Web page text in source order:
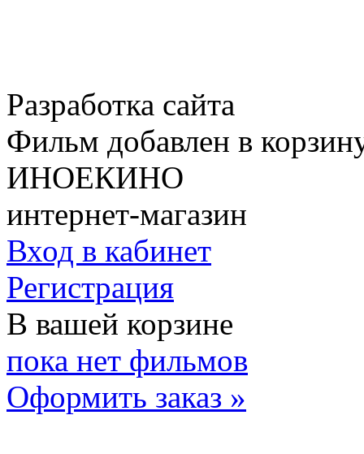
Разработка сайта
Фильм добавлен в
ИНОЕКИНО
интернет-магазин
Вход в кабинет
Регистрация
В вашей корзине
пока нет фильмов
Оформить заказ »